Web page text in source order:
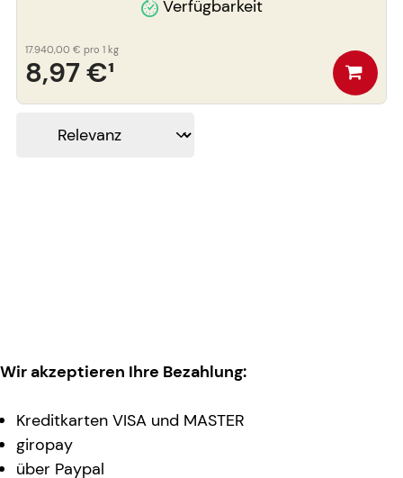
Verfügbarkeit
8,97 €¹
17.940,00 € pro 1 kg
Wir akzeptieren Ihre Bezahlung:
Kreditkarten VISA und MASTER
giropay
über Paypal